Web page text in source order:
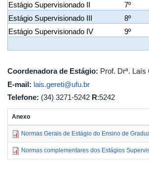
Estágio Supervisionado II
7º
Estágio Supervisionado III
8º
Estágio Supervisionado IV
9º
Coordenadora de Estágio: Prof. Drª. Laís
E-mail: lais.gereti@ufu.br
Telefone: (34) 3271-5242 R:5242
Anexo
Normas Gerais de Estágio do Ensino de
Normas complementares dos Estágios